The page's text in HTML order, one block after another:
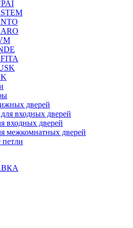
дверей
входных дверей
межкомнатных дверей